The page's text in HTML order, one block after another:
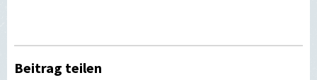
Beitrag teilen